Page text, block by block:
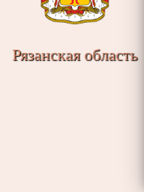
Рязанская область